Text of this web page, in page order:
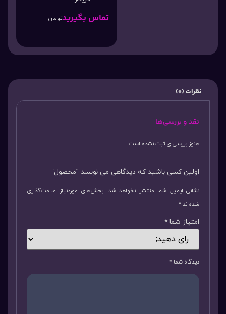
تماس بگیریدتومان
نظرات (0)
نقد و بررسی‌ها
هنوز بررسی‌ای ثبت نشده است.
اولین کسی باشید که دیدگاهی می نویسد “محصول”
نشانی ایمیل شما منتشر نخواهد شد. بخش‌های موردنیاز علامت‌گذاری
شده‌اند*
امتیاز شما *
دیدگاه شما *